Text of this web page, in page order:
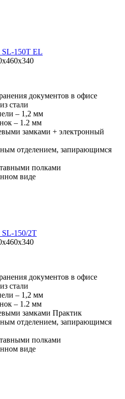
SL-150Т EL
документов в офисе
стали
– 1,2 мм
– 1.2 мм
замками + электронный
отделением, запирающимся
полками
виде
150/2Т
документов в офисе
стали
– 1,2 мм
– 1.2 мм
замками Практик
отделением, запирающимся
полками
виде